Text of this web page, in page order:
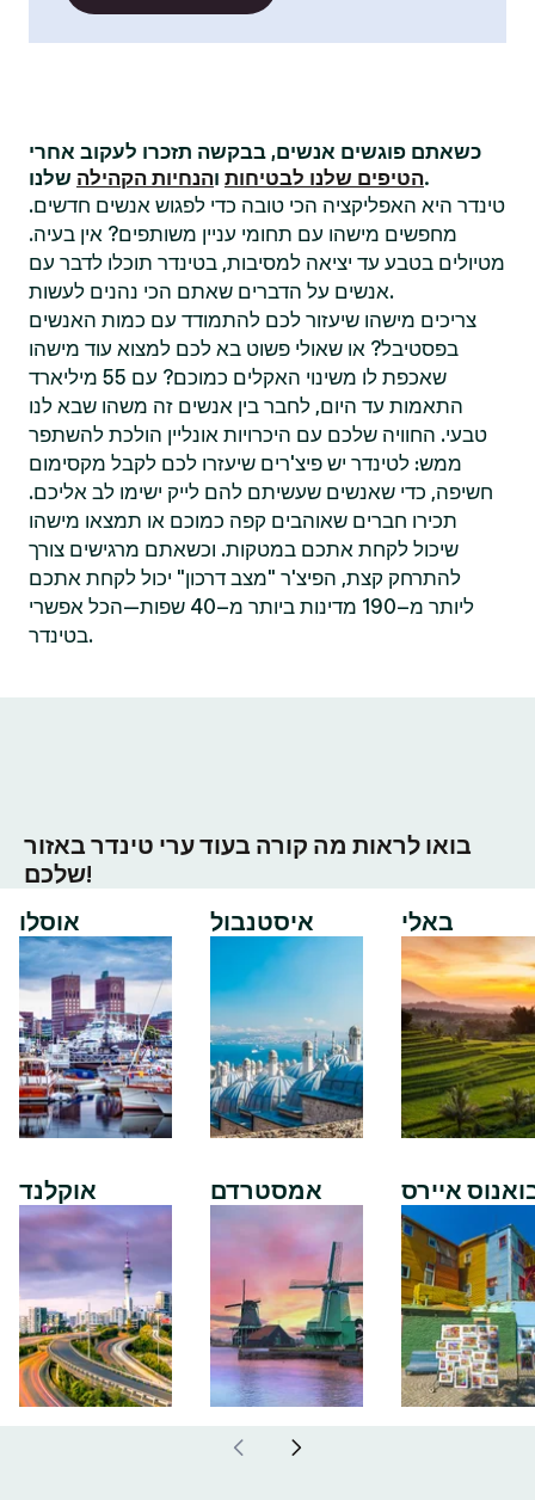
כשאתם פוגשים אנשים, בבקשה תזכרו לעקוב אחרי
הטיפים שלנו לבטיחות והנחיות הקהילה
שלנו.
טינדר היא האפליקציה הכי טובה כדי לפגוש אנשים חדשים.
מחפשים מישהו עם תחומי עניין משותפים? אין בעיה.
מטיולים בטבע עד יציאה למסיבות, בטינדר תוכלו לדבר עם
אנשים על הדברים שאתם הכי נהנים לעשות.
צריכים מישהו שיעזור לכם להתמודד עם כמות האנשים
בפסטיבל? או שאולי פשוט בא לכם למצוא עוד מישהו
שאכפת לו משינוי האקלים כמוכם? עם 55 מיליארד
התאמות עד היום, לחבר בין אנשים זה משהו שבא לנו
טבעי. החוויה שלכם עם היכרויות אונליין הולכת להשתפר
ממש: לטינדר יש פיצ'רים שיעזרו לכם לקבל מקסימום
חשיפה, כדי שאנשים שעשיתם להם לייק ישימו לב אליכם.
תכירו חברים שאוהבים קפה כמוכם או תמצאו מישהו
שיכול לקחת אתכם במטקות. וכשאתם מרגישים צורך
להתרחק קצת, הפיצ'ר "מצב דרכון" יכול לקחת אתכם
ליותר מ–190 מדינות ביותר מ–40 שפות—הכל אפשרי
בטינדר.
בואו לראות מה קורה בעוד ערי טינדר באזור
שלכם!
אוסלו
אוקלנד
איסטנבול
אמסטרדם
באלי
איירס